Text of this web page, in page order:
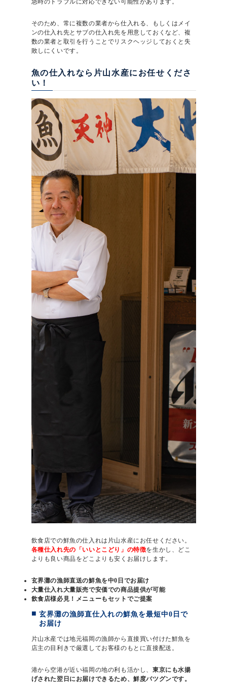
急時のトラブルに対応できない可能性があります。
そのため、常に複数の業者から仕入れる、もしくはメイ
ンの仕入れ先とサブの仕入れ先を用意しておくなど、複
数の業者と取引を行うことでリスクヘッジしておくと失
敗しにくいです。
魚の仕入れなら片山水産にお任せくださ
い！
飲食店での鮮魚の仕入れは片山水産にお任せください。
各種仕入れ先の「いいとこどり」の特徴を生かし、どこ
よりも良い商品をどこよりも安くお届けします。
玄界灘の漁師直送の鮮魚を中0日でお届け
大量仕入れ大量販売で安価での商品提供が可能
飲食店様必見！メニューもセットでご提案
玄界灘の漁師直仕入れの鮮魚を最短中0日で
お届け
片山水産では地元福岡の漁師から直接買い付けた鮮魚を
店主の目利きで厳選してお客様のもとに直接配送。
港から空港が近い福岡の地の利も活かし、 東京にも水揚
げされた翌日にお届けできるため、鮮度バツグンです。